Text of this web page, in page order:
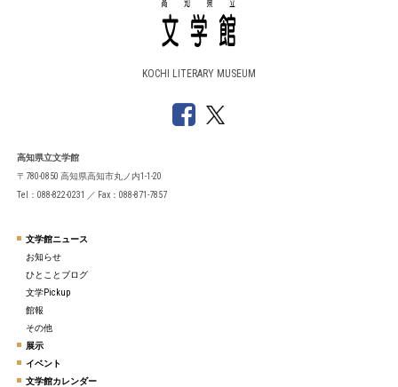
KOCHI LITERARY MUSEUM
高知県立文学館
〒780-0850 高知県高知市丸ノ内1-1-20
Tel：088-822-0231 ／ Fax：088-871-7857
文学館ニュース
お知らせ
ひとことブログ
文学Pickup
館報
その他
展示
イベント
文学館カレンダー